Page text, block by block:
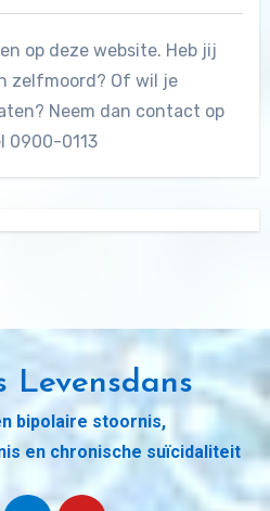
op deze website. Heb jij
zelfmoord? Of wil je
Neem dan contact op
0900-0113
Levensdans
bipolaire stoornis,
en chronische suïcidaliteit